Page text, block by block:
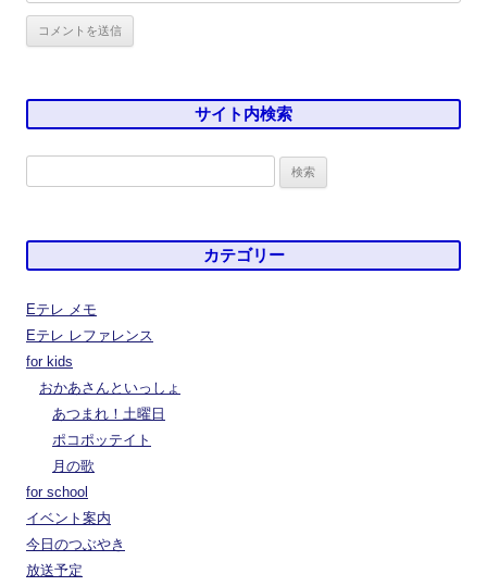
サイト内検索
索:
カテゴリー
Eテレ メモ
Eテレ レファレンス
for kids
おかあさんといっしょ
あつまれ！土曜日
ポコポッテイト
月の歌
for school
イベント案内
今日のつぶやき
放送予定